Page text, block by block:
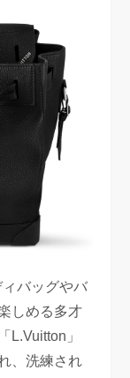
ィバッグやバ
しめる多才
L.Vuitton」
、洗練され